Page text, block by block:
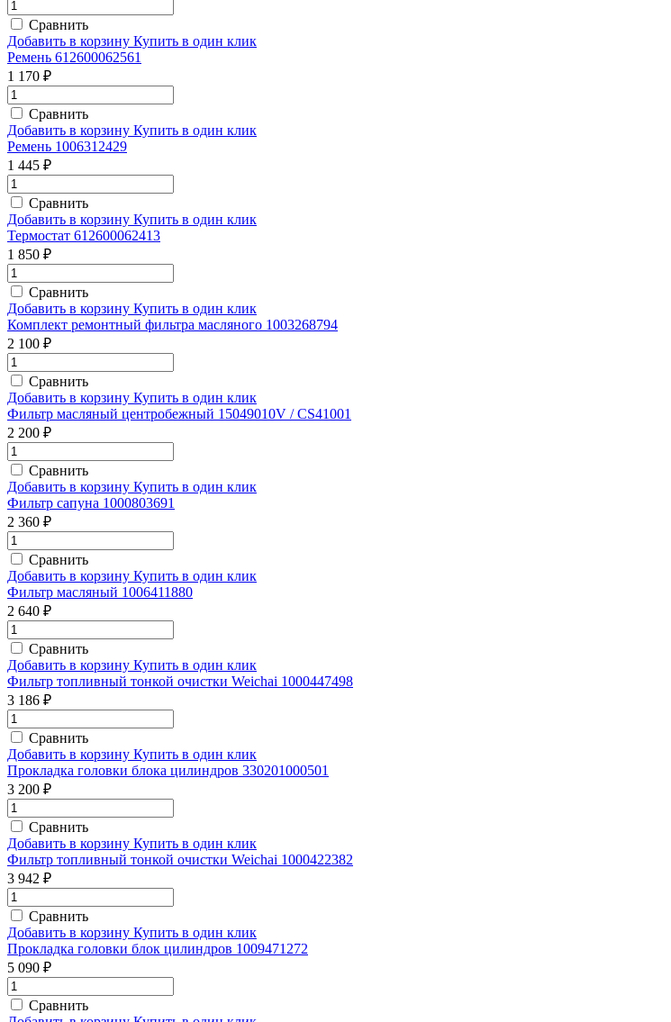
Сравнить
Добавить в корзину Купить в один клик
Ремень 612600062561
1 170 ₽
Сравнить
Добавить в корзину Купить в один клик
Ремень 1006312429
1 445 ₽
Сравнить
Добавить в корзину Купить в один клик
Термостат 612600062413
1 850 ₽
Сравнить
Добавить в корзину Купить в один клик
Комплект ремонтный фильтра масляного 1003268794
2 100 ₽
Сравнить
Добавить в корзину Купить в один клик
Фильтр масляный центробежный 15049010V / CS41001
2 200 ₽
Сравнить
Добавить в корзину Купить в один клик
Фильтр сапуна 1000803691
2 360 ₽
Сравнить
Добавить в корзину Купить в один клик
Фильтр масляный 1006411880
2 640 ₽
Сравнить
Добавить в корзину Купить в один клик
Фильтр топливный тонкой очистки Weichai 1000447498
3 186 ₽
Сравнить
Добавить в корзину Купить в один клик
Прокладка головки блока цилиндров 330201000501
3 200 ₽
Сравнить
Добавить в корзину Купить в один клик
Фильтр топливный тонкой очистки Weichai 1000422382
3 942 ₽
Сравнить
Добавить в корзину Купить в один клик
Прокладка головки блок цилиндров 1009471272
5 090 ₽
Сравнить